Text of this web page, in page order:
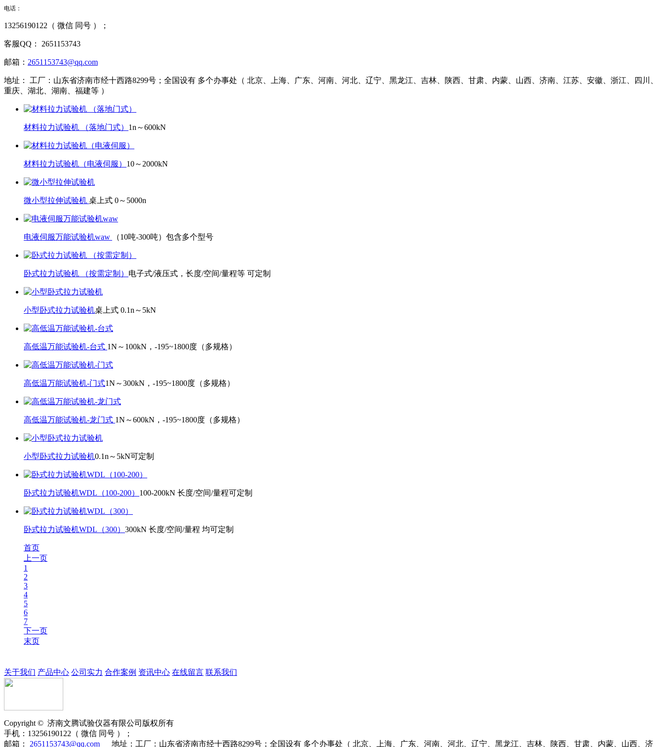
电话：
13256190122（ 微信 同号 ）；
客服QQ： 2651153743
邮箱： 2651153743@qq.com
地址：
工厂：山东省济南市经十西路8299号；全国设有 多个办事处（ 北京、上海、广东、河南、河北、辽宁、黑龙江、吉林、陕西、甘肃、内蒙、山西、济南、江苏、安徽、浙江、四川、
重庆、湖北、湖南、福建等 ）
材料拉力试验机 （落地门式） 1n～600kN
材料拉力试验机（电液伺服） 10～2000kN
微小型拉伸试验机 桌上式 0～5000n
电液伺服万能试验机waw （10吨-300吨）包含多个型号
卧式拉力试验机 （按需定制） 电子式/液压式，长度/空间/量程等 可定制
小型卧式拉力试验机桌上式 0.1n～5kN
高低温万能试验机-台式 1N～100kN，-195~1800度（多规格）
高低温万能试验机-门式1N～300kN，-195~1800度（多规格）
高低温万能试验机-龙门式 1N～600kN，-195~1800度（多规格）
小型卧式拉力试验机0.1n～5kN可定制
卧式拉力试验机WDL（100-200） 100-200kN 长度/空间/量程可定制
卧式拉力试验机WDL（300） 300kN 长度/空间/量程 均可定制
首页
上一页
1
2
3
4
5
6
7
下一页
末页
关于我们 产品中心 公司实力 合作案例 资讯中心 在线留言 联系我们
Copyright © 济南文腾试验仪器有限公司版权所有
手机： 13256190122（ 微信 同号 ）；
邮箱： 2651153743@qq.com 地址： 工厂：山东省济南市经十西路8299号；全国设有 多个办事处（ 北京、上海、广东、河南、河北、辽宁、黑龙江、吉林、陕西、甘肃、内蒙、山西、济